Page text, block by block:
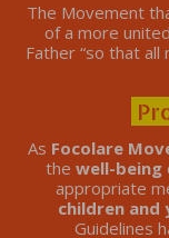
The Movement
of a more
Father “so that all
As Focolare
the well-being
appropriate
children and
Guidelines